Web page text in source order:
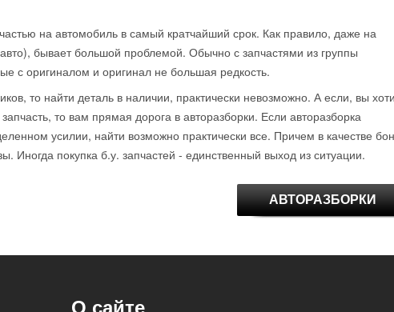
на автомобиль в самый кратчайший срок. Как правило, даже на
бывает большой проблемой. Обычно с запчастями из группы
с оригиналом и оригинал не большая редкость.
то найти деталь в наличии, практически невозможно. А если, вы
то вам прямая дорога в авторазборки. Если авторазборка
усилии, найти возможно практически все. Причем в качестве
Иногда покупка б.у. запчастей - единственный выход из ситуации.
АВТОРАЗБОРКИ
О сайте